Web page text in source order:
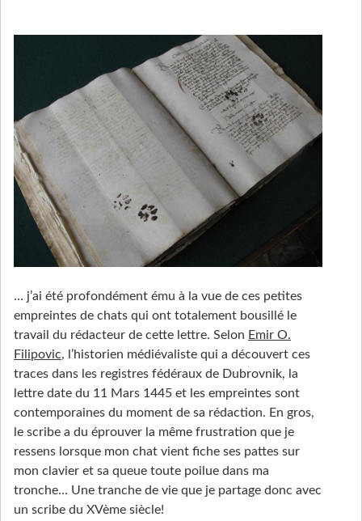
… j’ai été profondément ému à la vue de ces petites
empreintes de chats qui ont totalement bousillé le
travail du rédacteur de cette lettre. Selon Emir O.
Filipovic, l’historien médiévaliste qui a découvert ces
traces dans les registres fédéraux de Dubrovnik, la
lettre date du 11 Mars 1445 et les empreintes sont
contemporaines du moment de sa rédaction. En gros,
le scribe a du éprouver la même frustration que je
ressens lorsque mon chat vient fiche ses pattes sur
mon clavier et sa queue toute poilue dans ma
tronche… Une tranche de vie que je partage donc avec
un scribe du XVème siècle!